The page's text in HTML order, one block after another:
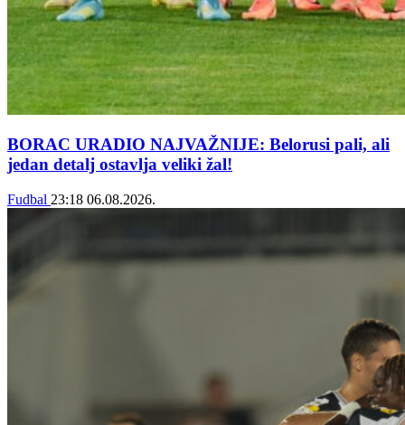
BORAC URADIO NAJVAŽNIJE: Belorusi pali, ali
jedan detalj ostavlja veliki žal!
Fudbal 23:18 06.08.2026.